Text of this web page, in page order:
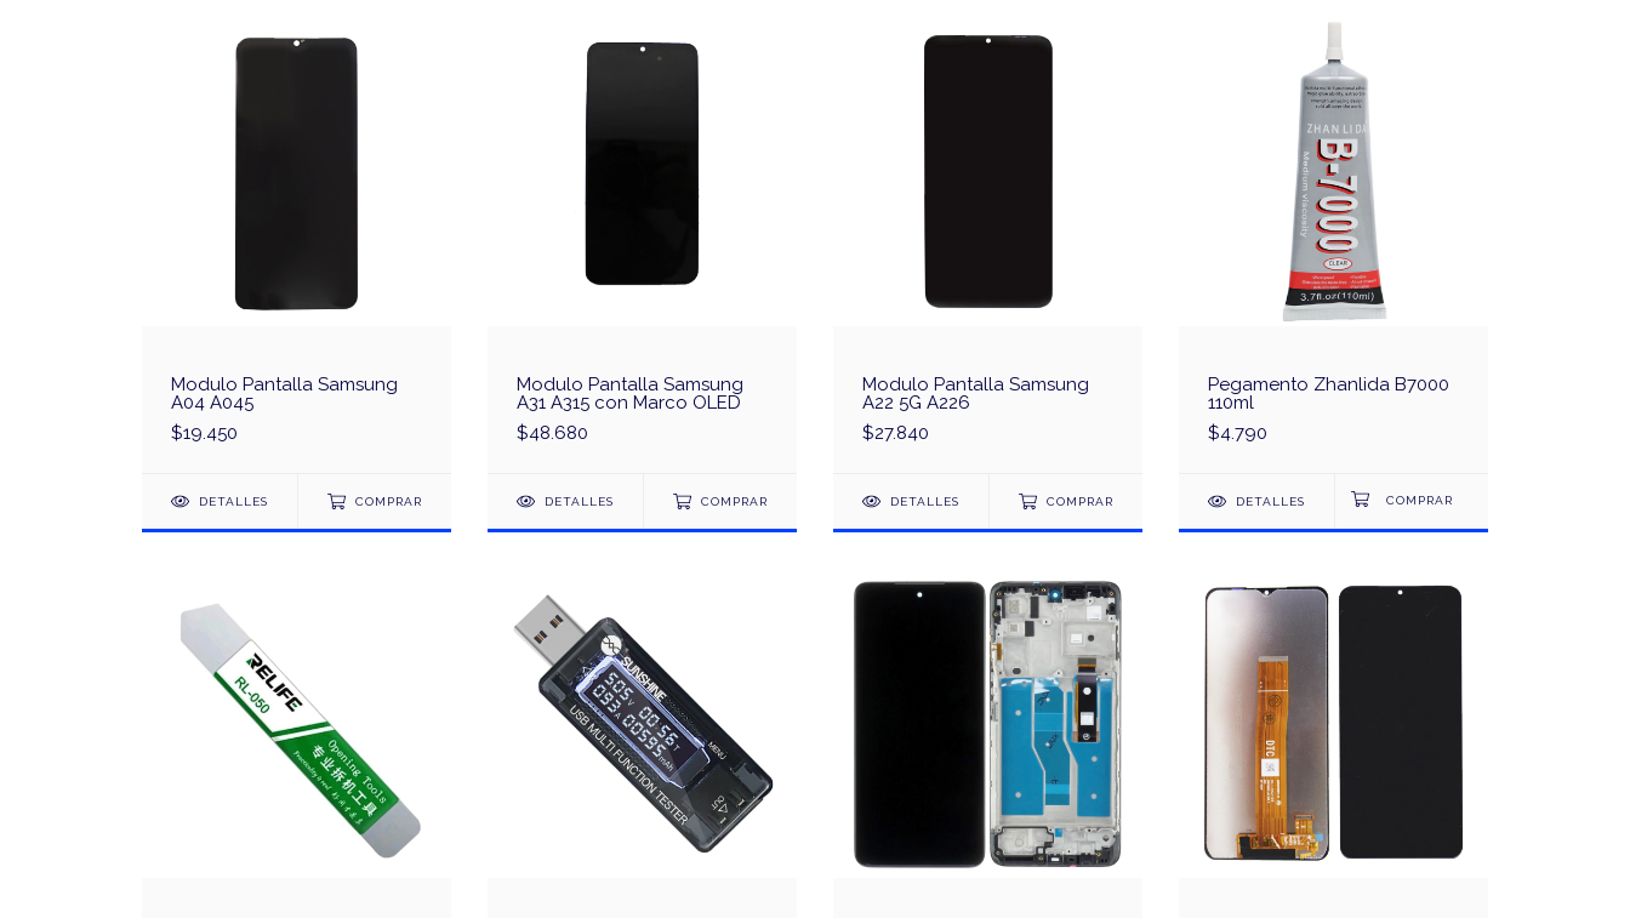
Modulo Pantalla Samsung
A04 A045
$19.450
DETALLES COMPRAR
Modulo Pantalla Samsung
A31 A315 con Marco OLED
$48.680
DETALLES COMPRAR
Modulo Pantalla Samsung
A22 5G A226
$27.840
DETALLES COMPRAR
Pegamento Zhanlida B7000
110ml
$4.790
DETALLES